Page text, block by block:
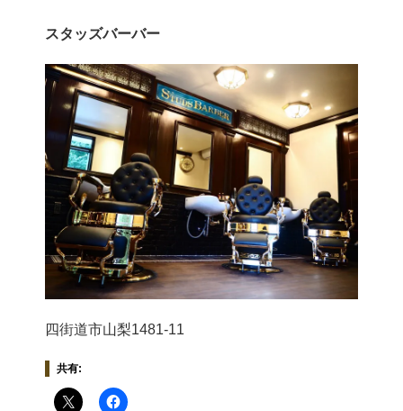
スタッズバーバー
四街道市山梨1481-11
共有: